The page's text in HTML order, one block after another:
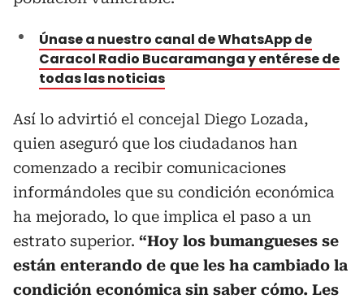
Únase a nuestro canal de WhatsApp de
Caracol Radio Bucaramanga y entérese de
todas las noticias
Así lo advirtió el concejal Diego Lozada,
quien aseguró que los ciudadanos han
comenzado a recibir comunicaciones
informándoles que su condición económica
ha mejorado, lo que implica el paso a un
estrato superior. “Hoy los bumangueses se
están enterando de que les ha cambiado la
condición económica sin saber cómo. Les